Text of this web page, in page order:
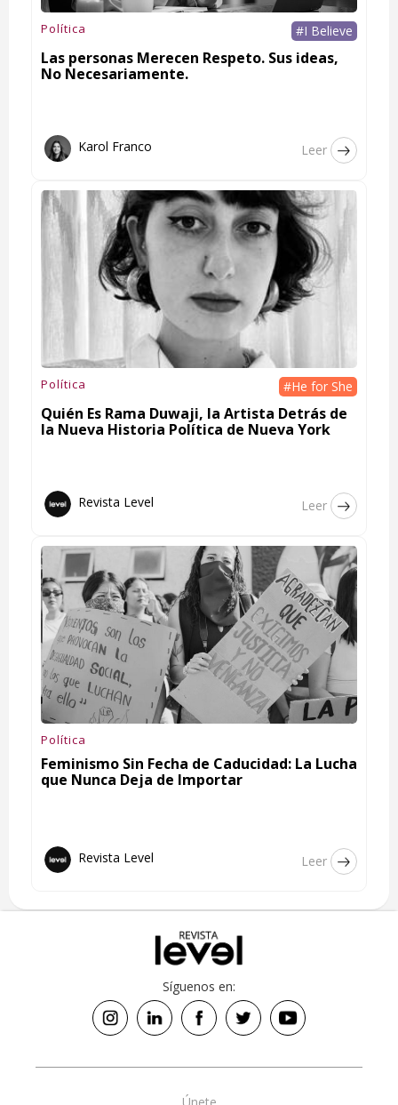
Política #I Believe
Las personas Merecen Respeto. Sus ideas,
No Necesariamente.
Karol Franco Leer
Política #He for She
Quién Es Rama Duwaji, la Artista Detrás de
la Nueva Historia Política de Nueva York
Revista Level Leer
Política
Feminismo Sin Fecha de Caducidad: La Lucha
que Nunca Deja de Importar
Revista Level Leer
Síguenos en: